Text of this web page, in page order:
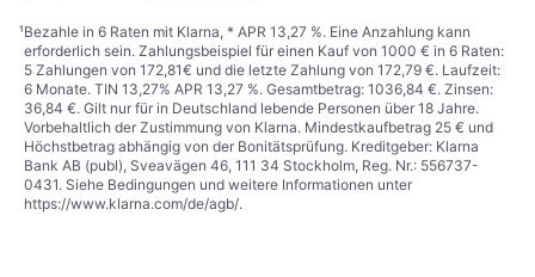
¹Bezahle in 6 Raten mit Klarna, * APR 13,27 %. Eine Anzahlung kann
erforderlich sein. Zahlungsbeispiel für einen Kauf von 1000 € in 6 Raten:
5 Zahlungen von 172,81€ und die letzte Zahlung von 172,79 €. Laufzeit:
6 Monate. TIN 13,27% APR 13,27 %. Gesamtbetrag: 1036,84 €. Zinsen:
36,84 €. Gilt nur für in Deutschland lebende Personen über 18 Jahre.
Vorbehaltlich der Zustimmung von Klarna. Mindestkaufbetrag 25 € und
Höchstbetrag abhängig von der Bonitätsprüfung. Kreditgeber: Klarna
Bank AB (publ), Sveavägen 46, 111 34 Stockholm, Reg. Nr.: 556737-
0431. Siehe Bedingungen und weitere Informationen unter
https://www.klarna.com/de/agb/.